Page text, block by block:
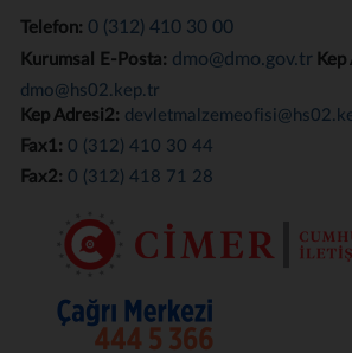
Telefon: 0 (312) 410 30 00
Kurumsal E-Posta: dmo@dmo.gov.tr
dmo@hs02.kep.tr
Kep Adresi2:
Fax1: 0 (312) 410 30 44
Fax2: 0 (312) 418 71 28